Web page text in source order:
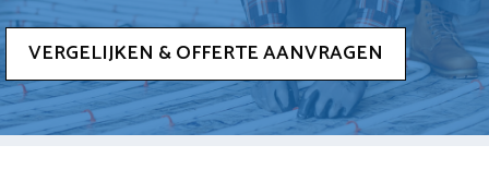
VERGELIJKEN & OFFERTE AANVRAGEN